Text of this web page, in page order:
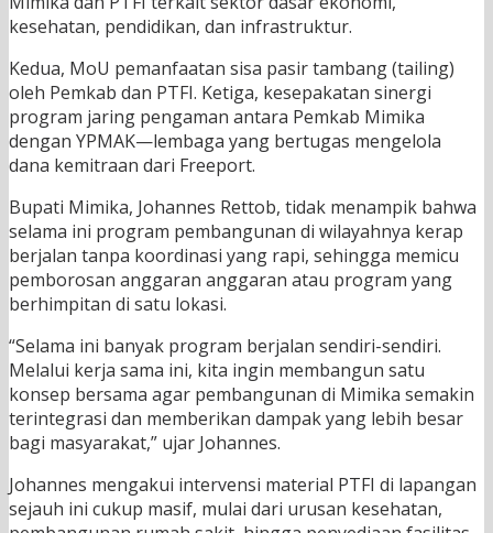
kesehatan, pendidikan, dan infrastruktur.
Kedua, MoU pemanfaatan sisa pasir tambang (tailing)
oleh Pemkab dan PTFI. Ketiga, kesepakatan sinergi
program jaring pengaman antara Pemkab Mimika
dengan YPMAK—lembaga yang bertugas mengelola
dana kemitraan dari Freeport.
Bupati Mimika, Johannes Rettob, tidak menampik bahwa
selama ini program pembangunan di wilayahnya kerap
berjalan tanpa koordinasi yang rapi, sehingga memicu
pemborosan anggaran anggaran atau program yang
berhimpitan di satu lokasi.
“Selama ini banyak program berjalan sendiri-sendiri.
Melalui kerja sama ini, kita ingin membangun satu
konsep bersama agar pembangunan di Mimika semakin
terintegrasi dan memberikan dampak yang lebih besar
bagi masyarakat,” ujar Johannes.
Johannes mengakui intervensi material PTFI di lapangan
sejauh ini cukup masif, mulai dari urusan kesehatan,